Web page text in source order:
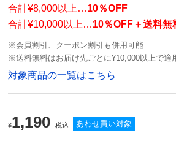
合計¥8,000以上…10％OFF
合計¥10,000以上…10％OFF＋送料無
※会員割引、クーポン割引も併用可能
※送料無料はお届け先ごとに¥10,000以上で適
対象商品の一覧はこちら
¥1,190 税込 あわせ買い対象